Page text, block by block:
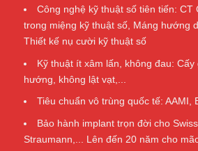
Công nghệ kỹ thuật số tiên tiến: CT
trong miệng kỹ thuật số, Máng hướng
Thiết kế nụ cười kỹ thuật số
Kỹ thuật ít xâm lấn, không đau: Cấy
hướng, không lật vạt,...
Tiêu chuẩn vô trùng quốc tế: AAMI,
Bảo hành implant trọn đời cho
Straumann,... Lên đến 20 năm cho